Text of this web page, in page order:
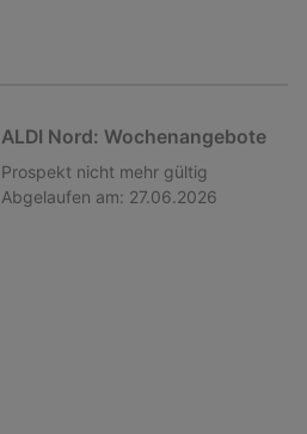
ALDI Nord: Wochenangebote
Prospekt nicht mehr gültig
Abgelaufen am: 27.06.2026